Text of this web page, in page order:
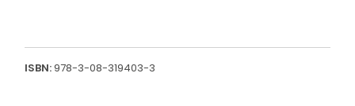
ISBN:978-3-08-319403-3